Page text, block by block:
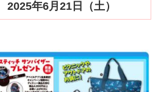
年6月21日（土）